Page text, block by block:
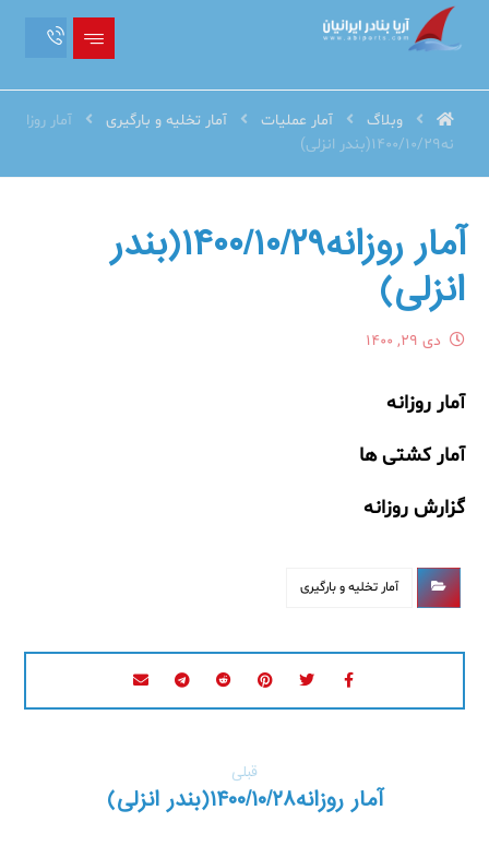
وبلاگ آمار عملیات آمار تخلیه و بارگیری
آمار روزا
نه1400/10/29(بندر انزلی)
آمار روزانه۱۴۰۰/۱۰/۲۹(بندر
انزلی)
دی ۲۹, ۱۴۰۰
آمار روزانه
آمار کشتی ها
گزارش روزانه
آمار تخلیه و بارگیری
قبلی
آمار روزانه۱۴۰۰/۱۰/۲۸(بندر انزلی)